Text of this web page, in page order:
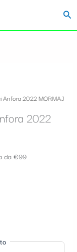
Anfora 2022 MORMAJ
2022
da €99